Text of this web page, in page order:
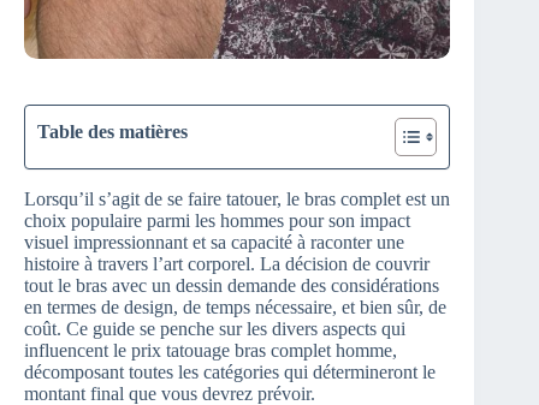
Table des matières
Lorsqu’il s’agit de se faire tatouer, le bras complet est un
choix populaire parmi les hommes pour son impact
visuel impressionnant et sa capacité à raconter une
histoire à travers l’art corporel. La décision de couvrir
tout le bras avec un dessin demande des considérations
en termes de design, de temps nécessaire, et bien sûr, de
coût. Ce guide se penche sur les divers aspects qui
influencent le prix tatouage bras complet homme,
décomposant toutes les catégories qui détermineront le
montant final que vous devrez prévoir.